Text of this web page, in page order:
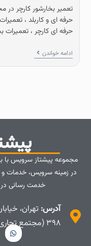
تعمیر بخارشور کارچر
حرفه ای و کاربلد ،
حرفه ای کارچر ، تعمیرات
ادامه خواندن
مجموعه پیشتاز سرویس
در زمینه سرویس، خدمات و
خدمت رسانی
آدرس: تهران،
۳۹۸ (مجتمع تجاری آرمان) طبقه منفی یک واحد ۵